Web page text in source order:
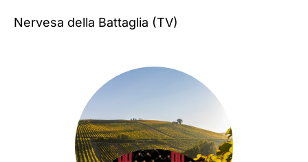
Nervesa della Battaglia (TV)